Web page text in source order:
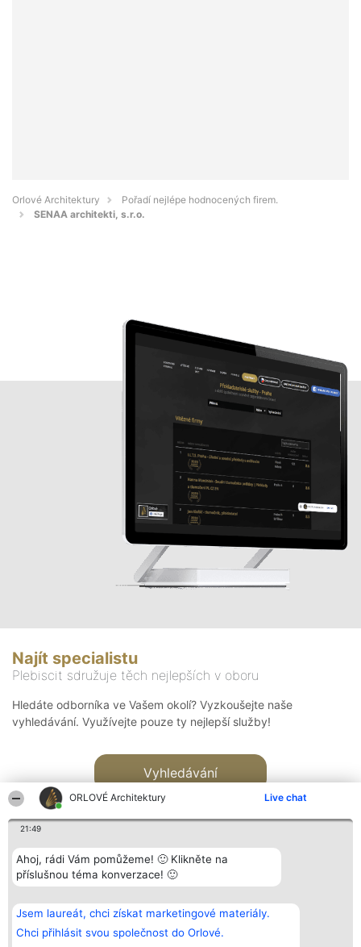
ORLOVÉ Architektury Live chat
21:49
Ahoj, rádi Vám pomůžeme! 🙂 Klikněte na
příslušnou téma konverzace! 🙂
Jsem laureát, chci získat marketingové materiály.
Chci přihlásit svou společnost do Orlové.
Orlové Architektury
Pořadí nejlépe hodnocených firem.
SENAA architekti, s.r.o.
Najít specialistu
Plebiscit sdružuje těch nejlepších v oboru
Hledáte odborníka ve Vašem okolí? Vyzkoušejte naše
vyhledávání. Využívejte pouze ty nejlepší služby!
Vyhledávání
Bright Side Solutions sp. z o.
o. sp. k.
ul. Ruska 22
Wrocław 50-079
Vítězové
Seznam všech
laureátů
Zásady
Kontakt